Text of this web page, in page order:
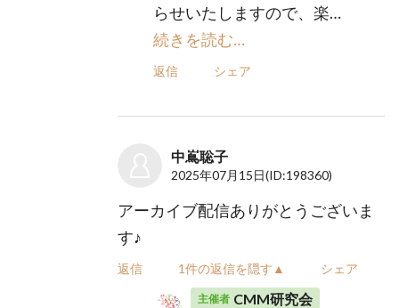
らせいたしますので、楽…
続きを読む…
返信 シェア
中嶌聡子
2025年07月15日(ID:198360)
アーカイブ配信ありがとうございま
す♪
返信 1件の返信を隠す▲ シェア
主催者 CMM研究会